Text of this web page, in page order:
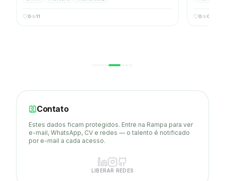
0 11 0 0
Contato
Estes dados ficam protegidos. Entre na Rampa para ver
e-mail, WhatsApp, CV e redes — o talento é notificado
por e-mail a cada acesso.
LIBERAR REDES